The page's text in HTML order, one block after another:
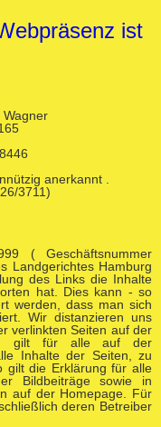
ist
Wagner
anerkannt .
3711)
( Geschäftsnummer
Landgerichtes Hamburg
des Links die Inhalte
hat. Dies kann - so
werden, dass man sich
Wir distanzieren uns
verlinkten Seiten auf der
gilt für alle auf der
Inhalte der Seiten, zu
gilt die Erklärung für alle
Bildbeiträge sowie in
auf der Homepage. Für
deren Betreiber